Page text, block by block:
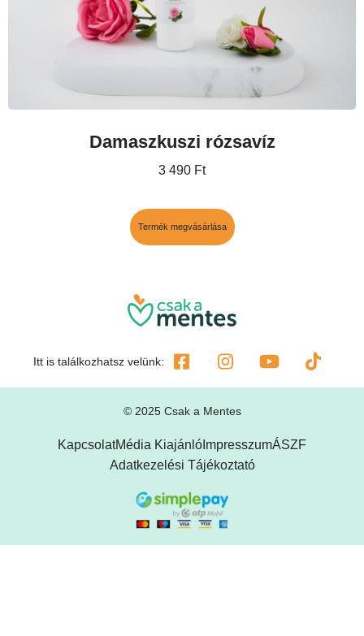
Damaszkuszi rózsavíz
3 490 Ft
Termék megvásárlása
Itt is találkozhatsz velünk:
© 2025 Csak a Mentes
KapcsolatMédia Kiajánló ImpresszumÁSZF
Adatkezelési Tájékoztató